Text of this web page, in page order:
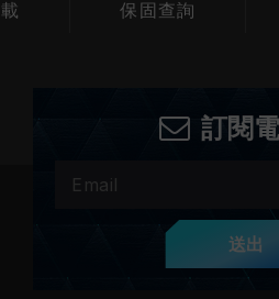
保固查詢
訂閱
送出